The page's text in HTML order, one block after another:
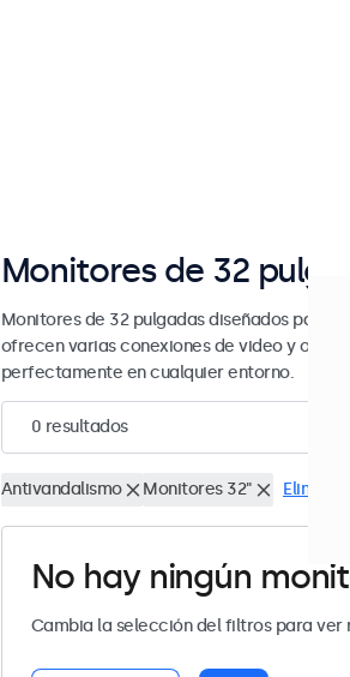
Monitores de 32
Monitores de 32 pulgadas diseñados para
ofrecen varias conexiones de video y
perfectamente en cualquier entorno.
0 resultados
Antivandalismo Monitores 32" Eliminar
No hay ningún
Cambia la selección del filtros para ver